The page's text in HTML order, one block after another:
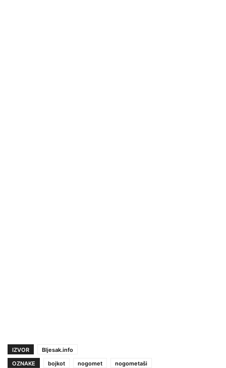
IZVOR
Bljesak.info
OZNAKE
bojkot nogomet
nogometaši